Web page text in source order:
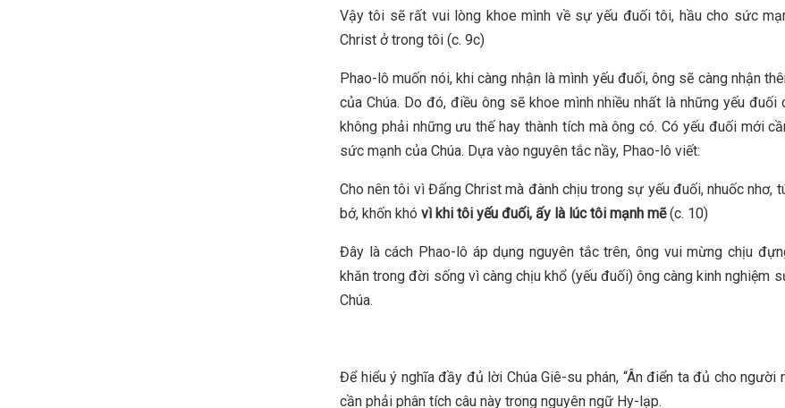
Vậy tôi sẽ rất vui lòng khoe mình về sự yếu đuối tôi, hầu cho sức
Christ ở trong tôi (c. 9c)
Phao-lô muốn nói, khi càng nhận là mình yếu đuối, ông sẽ càng nhận
của Chúa. Do đó, điều ông sẽ khoe mình nhiều nhất là những yếu đuối
không phải những ưu thế hay thành tích mà ông có. Có yếu đuối mới
sức mạnh của Chúa. Dựa vào nguyên tắc nầy, Phao-lô viết:
Cho nên tôi vì Đấng Christ mà đành chịu trong sự yếu đuối, nhuốc nhơ,
bớ, khốn khó vì khi tôi yếu đuối, ấy là lúc tôi mạnh mẽ(c. 10)
Đây là cách Phao-lô áp dụng nguyên tắc trên, ông vui mừng chịu
khăn trong đời sống vì càng chịu khổ (yếu đuối) ông càng kinh nghiệm
Chúa.
Để hiểu ý nghĩa đầy đủ lời Chúa Giê-su phán, “Ân điển ta đủ cho người
cần phải phân tích câu này trong nguyên ngữ Hy-lạp.